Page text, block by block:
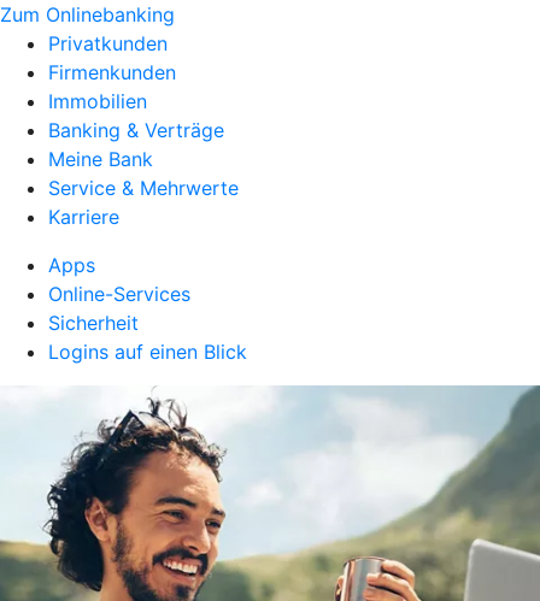
Zum Onlinebanking
Privatkunden
Firmenkunden
Immobilien
Banking & Verträge
Meine Bank
Service & Mehrwerte
Karriere
Apps
Online-Services
Sicherheit
Logins auf einen Blick